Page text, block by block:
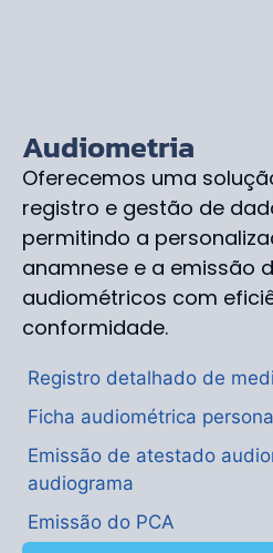
Audiometria
Oferecemos uma
registro e gestão de
permitindo a
anamnese e a emissão
audiométricos com
conformidade.
Registro detalhado de
Ficha audiométrica
Emissão de atestado
audiograma
Emissão do PCA